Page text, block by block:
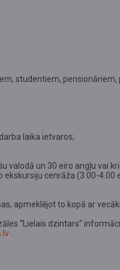
studentiem, pensionāriem,
laika ietvaros;
valodā un 30 eiro angļu vai
cenrāža (3.00-4.00
apmeklējot to kopā ar
“Lielais dzintars”